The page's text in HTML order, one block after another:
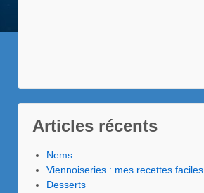
Articles récents
Nems
Viennoiseries : mes recettes faciles
Desserts